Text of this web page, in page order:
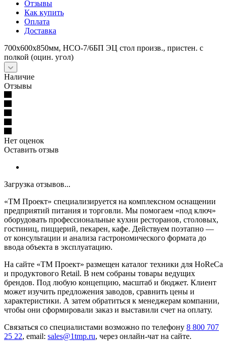
Отзывы
Как купить
Оплата
Доставка
700х600х850мм, НСО-7/6БП ЭЦ стол произв., пристен. с
полкой (оцин. угол)
Наличие
Отзывы
Нет оценок
Оставить отзыв
Загрузка отзывов...
«ТМ Проект» специализируется на комплексном оснащении
предприятий питания и торговли. Мы помогаем «под ключ»
оборудовать профессиональные кухни ресторанов, столовых,
гостиниц, пиццерий, пекарен, кафе. Действуем поэтапно —
от консультации и анализа гастрономического формата до
ввода объекта в эксплуатацию.
На сайте «ТМ Проект» размещен каталог техники для HoReCa
и продуктового Retail. В нем собраны товары ведущих
брендов. Под любую концепцию, масштаб и бюджет. Клиент
может изучить предложения заводов, сравнить цены и
характеристики. А затем обратиться к менеджерам компании,
чтобы они сформировали заказ и выставили счет на оплату.
Связаться со специалистами возможно по телефону 8 800 707
25 22, email: sales@1tmp.ru, через онлайн-чат на сайте.